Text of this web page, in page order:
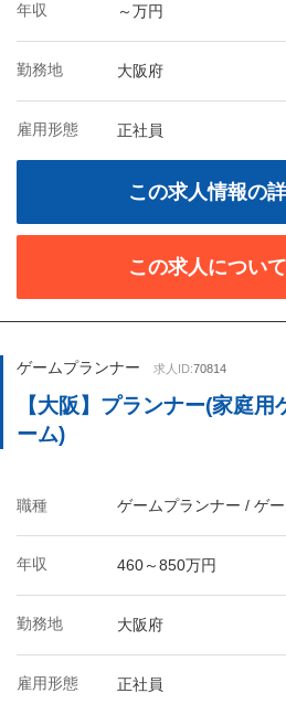
年収 ～万円
勤務地 大阪府
雇用形態 正社員
この求人情報の
この求人につい
ゲームプランナー 求人ID:70814
【大阪】プランナー(家庭
ーム)
職種 ゲームプランナー / ゲ
年収 460～850万円
勤務地 大阪府
雇用形態 正社員